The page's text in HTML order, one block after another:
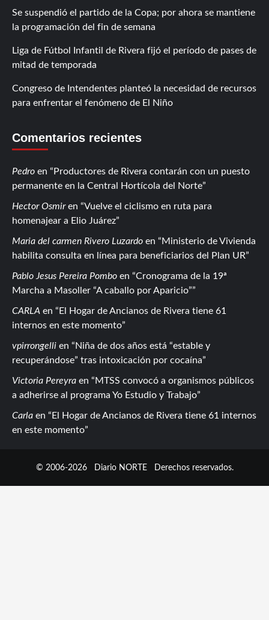
Se suspendió el partido de la Copa; por ahora se mantiene
la programación del fin de semana
Liga de Fútbol Infantil de Rivera fijó el período de pases de
mitad de temporada
Congreso de Intendentes planteó la necesidad de recursos
para enfrentar el fenómeno de El Niño
Comentarios recientes
Pedro en
Productores de Rivera contarán con un puesto
permanente en la Central Hortícola del Norte
Hector Osmiren
Vuelve el ciclismo en ruta para
homenajear a Elio Juárez
Maria del carmen Rivero Luzardo en
Ministerio de Vivienda
habilita consulta en línea para beneficiarios del Plan UR
Pablo Jesus Pereira Pombo en
Cronograma de la 19ª
Marcha a Masoller “A caballo por Aparicio”
CARLA en
El Hogar de Ancianos de Rivera tiene 61
internos en este momento
vpirrongelli en
Niña de dos años está “estable y
recuperándose” tras intoxicación por cocaína
Victoria Pereyra en
MTSS convocó a organismos públicos
a adherirse al programa Yo Estudio y Trabajo
Carla en
El Hogar de Ancianos de Rivera tiene 61 internos
en este momento
© 2006-2026 Diario NORTEDerechos reservados.